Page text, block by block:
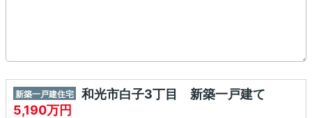
新築一戸建住宅
和光市白子3丁目 新築一戸建て
5,190万円